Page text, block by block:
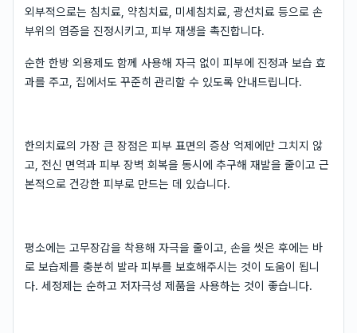
외부적으로는 침치료, 약침치료, 미세침치료, 광선치료 등으로 손
부위의 염증을 진정시키고, 피부 재생을 촉진합니다.
순한 한방 외용제도 함께 사용해 자극 없이 피부에 진정과 보습 효
과를 주고, 집에서도 꾸준히 관리할 수 있도록 안내드립니다.
한의치료의 가장 큰 장점은 피부 표면의 증상 억제에만 그치지 않
고, 전신 면역과 피부 장벽 회복을 동시에 추구해 재발을 줄이고 근
본적으로 건강한 피부로 만드는 데 있습니다.
평소에는 고무장갑을 착용해 자극을 줄이고, 손을 씻은 후에는 바
로 보습제를 충분히 발라 피부를 보호해주시는 것이 도움이 됩니
다. 세정제는 순하고 저자극성 제품을 사용하는 것이 좋습니다.